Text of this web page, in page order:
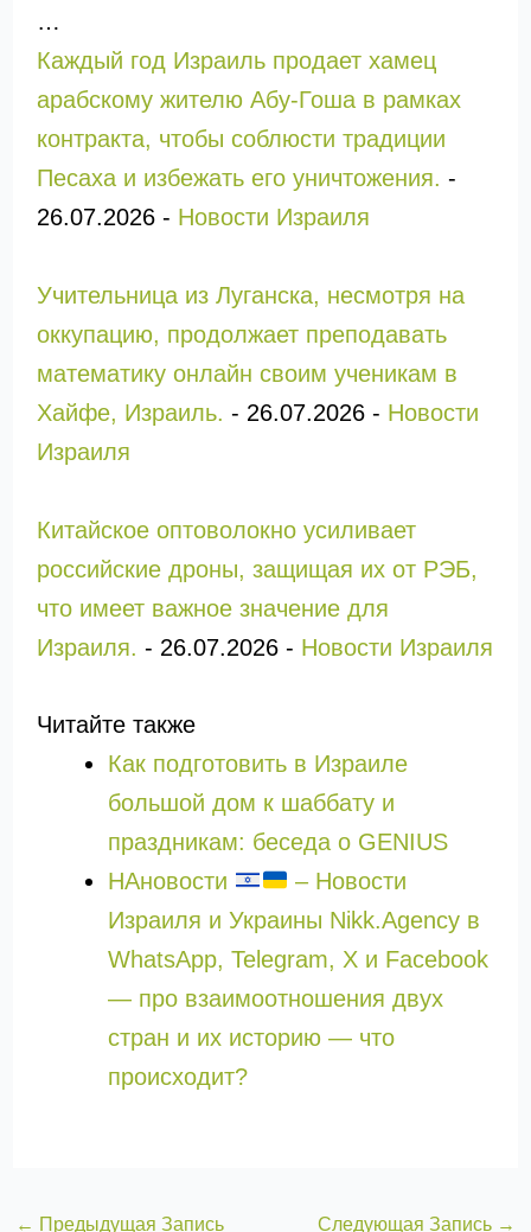
…
Каждый год Израиль продает хамец
арабскому жителю Абу-Гоша в рамках
контракта, чтобы соблюсти традиции
Песаха и избежать его уничтожения. -
26.07.2026- Новости Израиля
Учительница из Луганска, несмотря на
оккупацию, продолжает преподавать
математику онлайн своим ученикам в
Хайфе, Израиль. - 26.07.2026- Новости
Израиля
Китайское оптоволокно усиливает
российские дроны, защищая их от РЭБ,
что имеет важное значение для
Израиля. - 26.07.2026- Новости Израиля
Читайте также
Как подготовить в Израиле
большой дом к шаббату и
праздникам: беседа о GENIUS
НАновости
– Новости
Израиля и Украины Nikk.Agency в
WhatsApp, Telegram, X и Facebook
— про взаимоотношения двух
стран и их историю — что
происходит?
← Предыдущая Запись Следующая Запись →